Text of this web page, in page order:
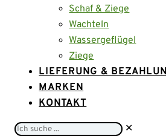
Schaf & Ziege
Wachteln
Wassergeflügel
Ziege
LIEFERUNG &
MARKEN
KONTAKT
Ich
✕